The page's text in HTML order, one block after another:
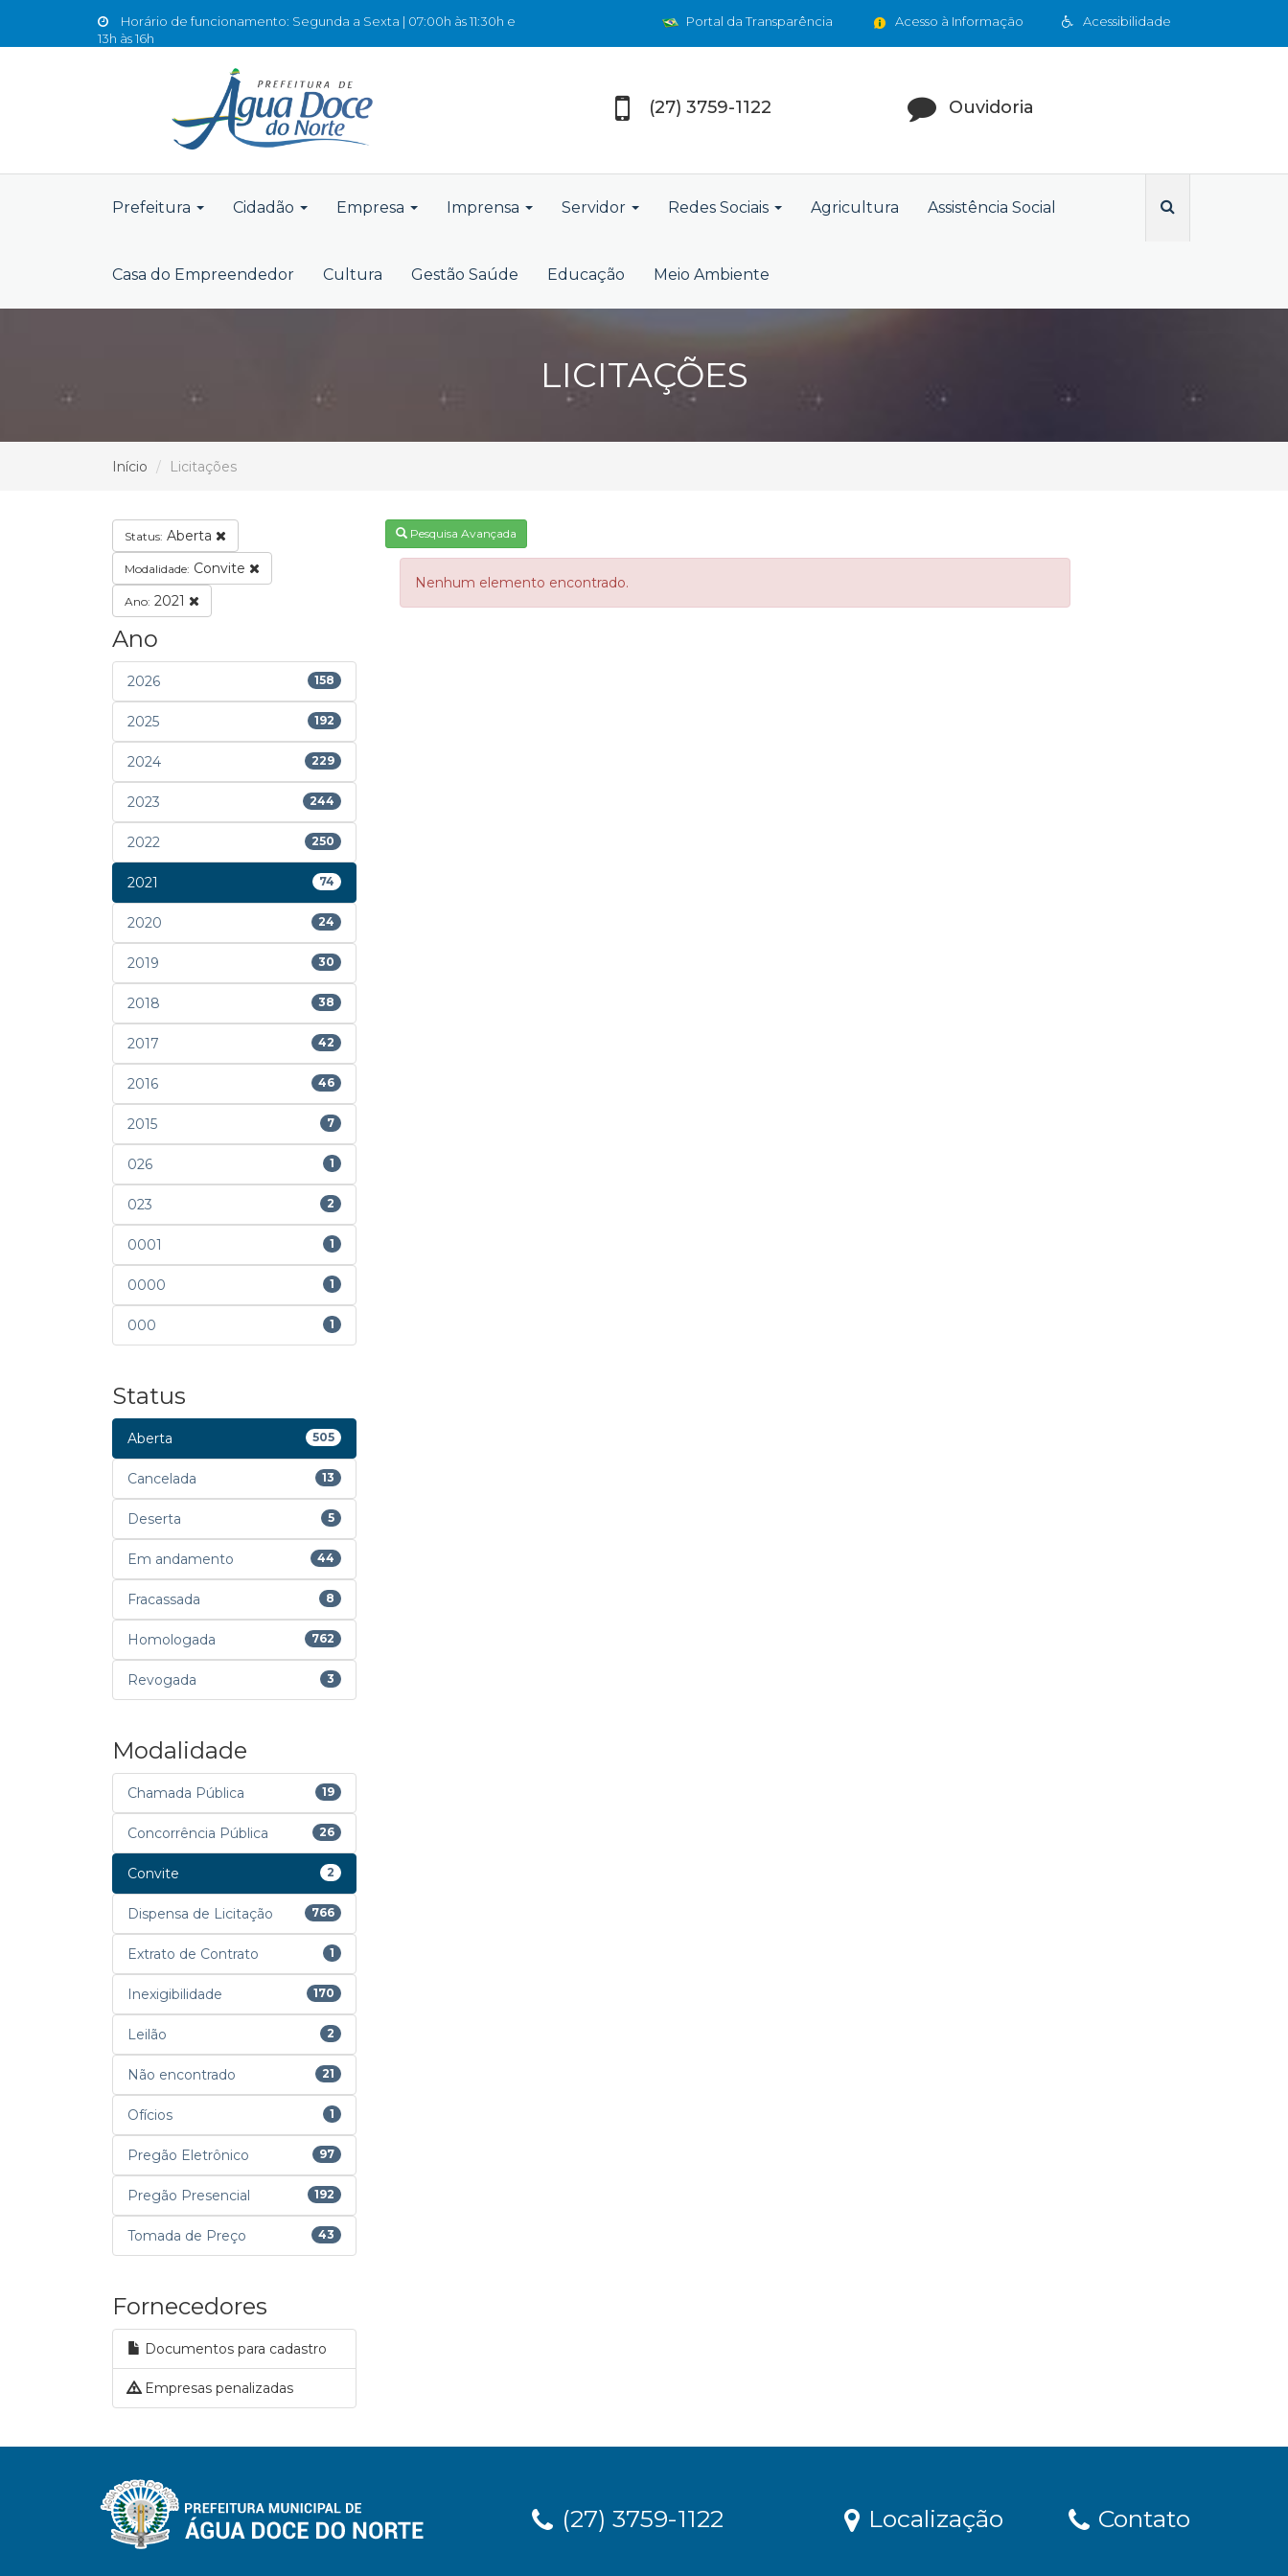
Horário de funcionamento: Segunda a Sexta | 07:00h às 11:30h e
13h às 16h
Acessibilidade
Acesso à Informação
Portal da Transparência
(27) 3759-1122 Ouvidoria
Prefeitura Cidadão Empresa Imprensa Servidor Redes Sociais Agricultura Assistência Social
Casa do Empreendedor Cultura Gestão Saúde Educação Meio Ambiente
LICITAÇÕES
Início Licitações
Status: Aberta
Modalidade: Convite
Ano: 2021
Ano
2026 158
2025 192
2024 229
2023 244
2022 250
2021 74
2020 24
2019 30
2018 38
2017 42
2016 46
2015 7
026 1
023 2
0001 1
0000 1
000 1
Status
Aberta 505
Cancelada 13
Deserta 5
Em andamento 44
Fracassada 8
Homologada 762
Revogada 3
Modalidade
Chamada Pública 19
Concorrência Pública 26
Convite 2
Dispensa de Licitação 766
Extrato de Contrato 1
Inexigibilidade 170
Leilão 2
Não encontrado 21
Ofícios 1
Pregão Eletrônico 97
Pregão Presencial 192
Tomada de Preço 43
Fornecedores
Documentos para cadastro
Empresas penalizadas
Pesquisa Avançada
Nenhum elemento encontrado.
(27) 3759-1122 Localização Contato